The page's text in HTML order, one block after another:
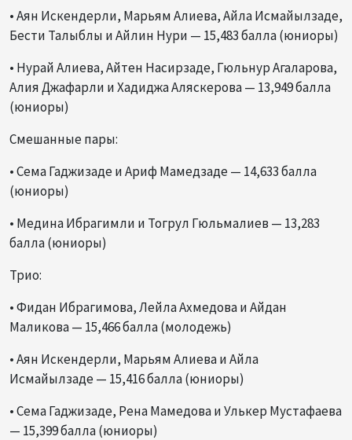
• Аян Искендерли, Марьям Алиева, Айла Исмайылзаде,
Бести Талыблы и Айлин Нури — 15,483 балла (юниоры)
• Нурай Алиева, Айтен Насирзаде, Гюльнур Агаларова,
Алия Джафарли и Хадиджа Аляскерова — 13,949 балла
(юниоры)
Смешанные пары:
• Сема Гаджизаде и Ариф Мамедзаде — 14,633 балла
(юниоры)
• Медина Ибрагимли и Тогрул Гюльмалиев — 13,283
балла (юниоры)
Трио:
• Фидан Ибрагимова, Лейла Ахмедова и Айдан
Маликова — 15,466 балла (молодежь)
• Аян Искендерли, Марьям Алиева и Айла
Исмайылзаде — 15,416 балла (юниоры)
• Сема Гаджизаде, Рена Мамедова и Улькер Мустафаева
— 15,399 балла (юниоры)